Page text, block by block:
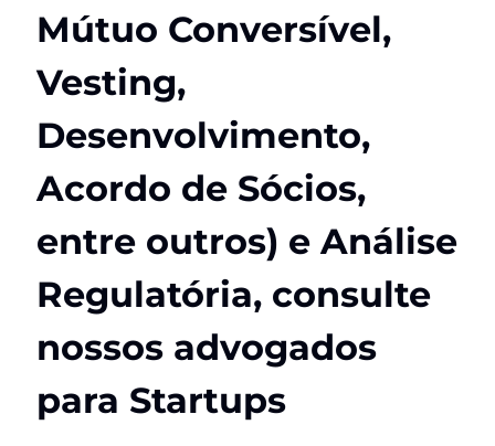
Mútuo Conversível,
Vesting,
Desenvolvimento,
Acordo de Sócios,
entre outros) e Análise
Regulatória, consulte
nossos advogados
para Startups